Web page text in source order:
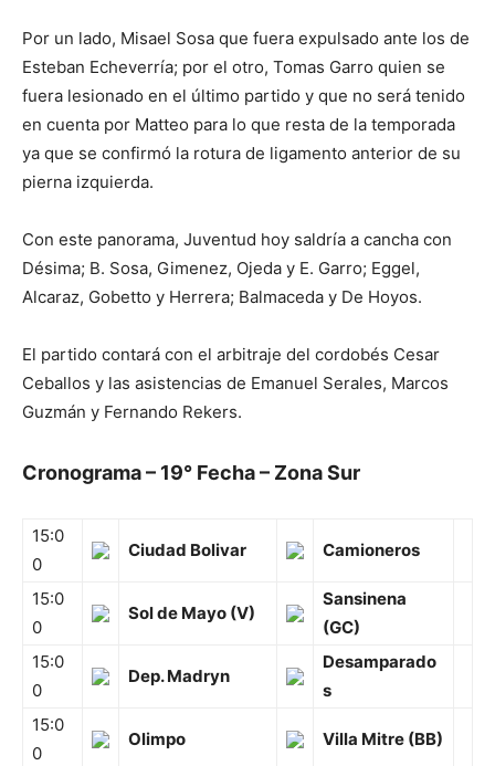
Por un lado, Misael Sosa que fuera expulsado ante los de
Esteban Echeverría; por el otro, Tomas Garro quien se
fuera lesionado en el último partido y que no será tenido
en cuenta por Matteo para lo que resta de la temporada
ya que se confirmó la rotura de ligamento anterior de su
pierna izquierda.
Con este panorama, Juventud hoy saldría a cancha con
Désima; B. Sosa, Gimenez, Ojeda y E. Garro; Eggel,
Alcaraz, Gobetto y Herrera; Balmaceda y De Hoyos.
El partido contará con el arbitraje del cordobés Cesar
Ceballos y las asistencias de Emanuel Serales, Marcos
Guzmán y Fernando Rekers.
Cronograma – 19° Fecha – Zona Sur
15:0
0
Ciudad Bolivar Camioneros
15:0
0
Sol de Mayo (V)
Sansinena
(GC)
15:0
0
Dep. Madryn
Desamparado
s
15:0
0
Olimpo Villa Mitre (BB)